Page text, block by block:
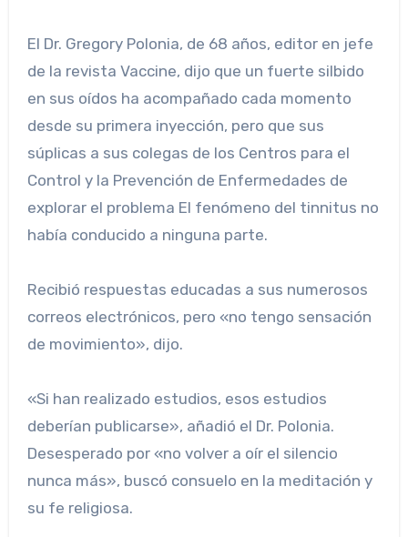
El Dr. Gregory Polonia, de 68 años, editor en jefe
de la revista Vaccine, dijo que un fuerte silbido
en sus oídos ha acompañado cada momento
desde su primera inyección, pero que sus
súplicas a sus colegas de los Centros para el
Control y la Prevención de Enfermedades de
explorar el problema El fenómeno del tinnitus no
había conducido a ninguna parte.
Recibió respuestas educadas a sus numerosos
correos electrónicos, pero «no tengo sensación
de movimiento», dijo.
«Si han realizado estudios, esos estudios
deberían publicarse», añadió el Dr. Polonia.
Desesperado por «no volver a oír el silencio
nunca más», buscó consuelo en la meditación y
su fe religiosa.